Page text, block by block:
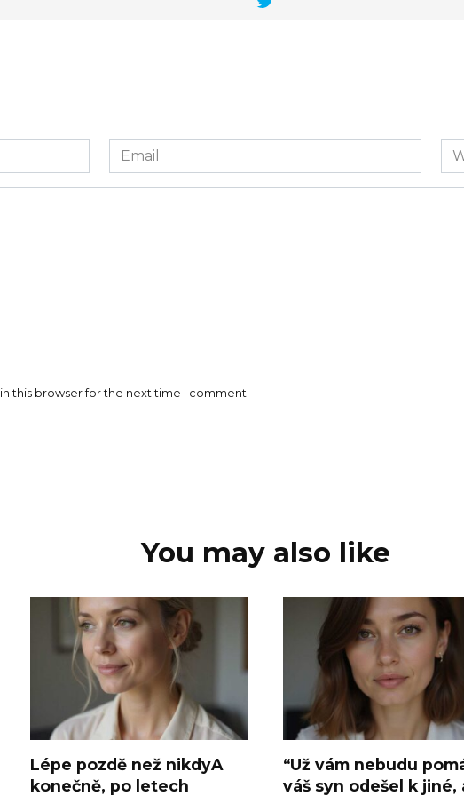
Email
*
this browser for the next time I comment.
You may also like
Lépe pozdě než nikdyA
konečně, po letech
“Už vám nebudu
váš syn odešel k jiné,